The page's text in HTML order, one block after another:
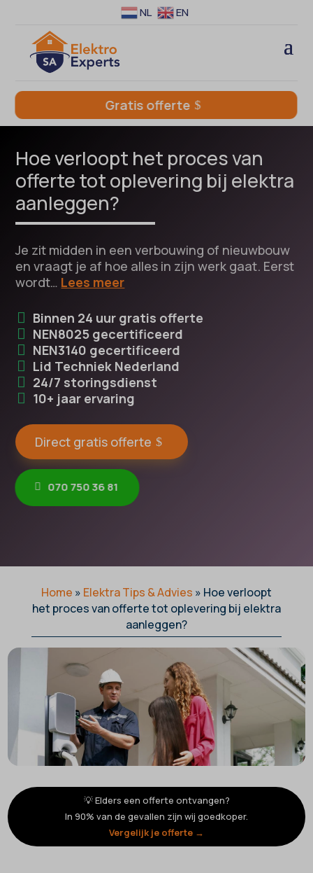
NL EN
Gratis offerte
Hoe verloopt het proces van
offerte tot oplevering bij elektra
aanleggen?
Je zit midden in een verbouwing of nieuwbouw
en vraagt je af hoe alles in zijn werk gaat. Eerst
wordt… Lees meer
Binnen 24 uur gratis offerte
NEN8025 gecertificeerd
NEN3140 gecertificeerd
Lid Techniek Nederland
24/7 storingsdienst
10+ jaar ervaring
Direct gratis offerte
070 750 36 81
Home » Elektra Tips & Advies » Hoe verloopt
het proces van offerte tot oplevering bij elektra
aanleggen?
💡 Elders een offerte ontvangen?
In 90% van de gevallen zijn wij goedkoper.
Vergelijk je offerte →